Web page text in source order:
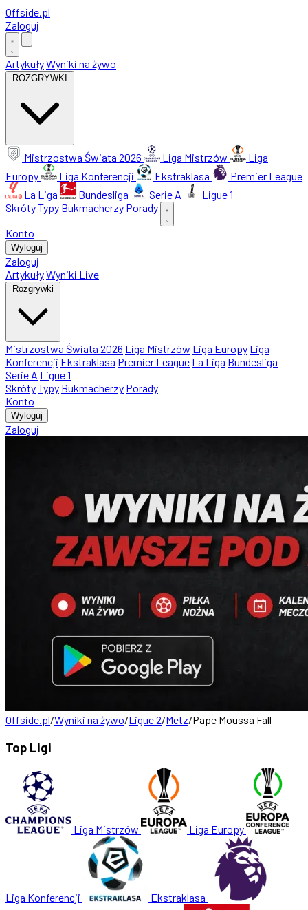
Offside.pl
Zaloguj
ArtykułyWyniki na żywo
ROZGRYWKI
Mistrzostwa Świata 2026 Liga Mistrzów
Liga
Europy
Liga Konferencji Ekstraklasa
Premier League
La Liga
Bundesliga Serie A
Ligue 1
SkrótyTypy Bukmacherzy Porady
Konto
Wyloguj
Zaloguj
ArtykułyWyniki Live
Rozgrywki
Mistrzostwa Świata 2026 Liga Mistrzów Liga Europy Liga
Konferencji Ekstraklasa Premier League La Liga Bundesliga
Serie A Ligue 1
SkrótyTypy Bukmacherzy Porady
Konto
Wyloguj
Zaloguj
Offside.pl/Wyniki na żywo/Ligue 2/Metz/Pape Moussa Fall
Top Ligi
Liga Mistrzów Liga Europy
Liga Konferencji Ekstraklasa